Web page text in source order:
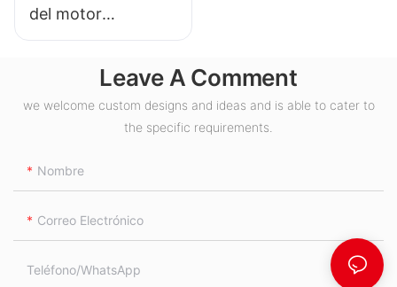
del motor
hidráulico BMH S
Leave A Comment
we welcome custom designs and ideas and is able to cater to
the specific requirements.
Nombre
Correo Electrónico
Teléfono/WhatsApp